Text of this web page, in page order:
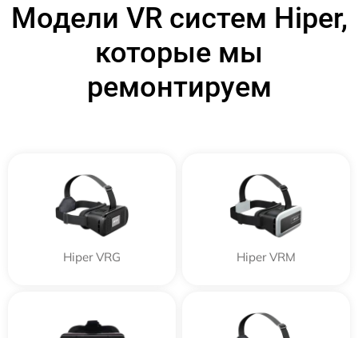
Модели VR систем Hiper,
которые мы
ремонтируем
Hiper VRG Hiper VRM